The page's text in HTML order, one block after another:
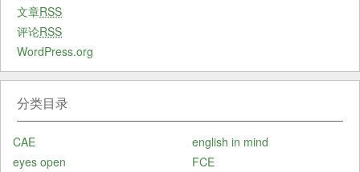
文章RSS
评论RSS
WordPress.org
分类目录
CAE
english in mind
eyes open
FCE